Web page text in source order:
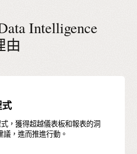
Intelligence
由
，獲得超越儀表板和報表的洞
，進而推進行動。